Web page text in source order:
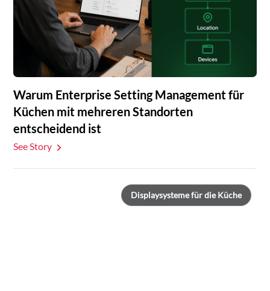
Warum Enterprise Setting Management für
Küchen mit mehreren Standorten
entscheidend ist
See Story
Displaysysteme für die Küche